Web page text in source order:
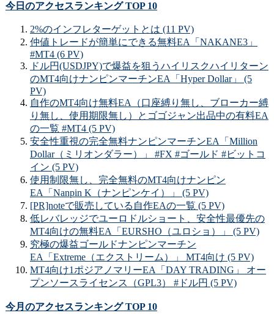
今日のアクセスランキング TOP 10
2%のインフレターゲットとは (11 PV)
仲値トレードが簡単にできる無料EA「NAKANE3」
#MT4 (6 PV)
ドル円(USDJPY)で爆益を狙うハイリスクハイリターン
のMT4向けナンピンマーチンEA「Hyper Dollar」 (5
PV)
自作のMT4向け無料EA（口座縛り無し、ブローカー縛
り無し、使用期限無し）とゴゴジャン出品中の有料EA
の一覧 #MT4 (5 PV)
安全性重視の完全無料ナンピンマーチンEA「Million
Dollar（ミリオンダラー）」 #FX #ゴールド #ビットコ
イン (5 PV)
使用制限無し、完全無料のMT4向けナンピン
EA「Nanpin K（ナンピンケイ）」 (5 PV)
[PR]noteで販売している自作EAの一覧 (5 PV)
低レバレッジでユーロドルショート、安全性最優先の
MT4向けの無料EA「EURSHO（ユロショ）」 (5 PV)
究極の爆益ゴールドナンピンマーチン
EA「Extreme（エクストリーム）」 MT4向け (5 PV)
MT4向け1ポジアノマリーEA「DAY TRADING」 オー
プンソースライセンス（GPL3） #ドル円 (5 PV)
今月のアクセスランキング TOP 10